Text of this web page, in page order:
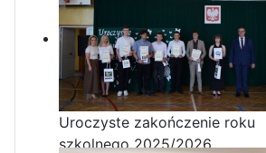
Uroczyste zakończenie roku
szkolnego 2025/2026